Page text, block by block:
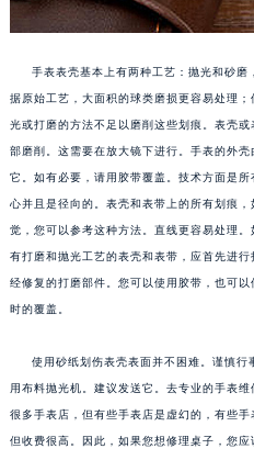
手表表壳基本上有两种工艺：抛光和砂
据原始工艺，大面积的球类磨损更容易处理
光或打磨的方法不足以磨削这些划痕。表壳
部磨削。这需要在放大镜下进行。手表的外
它。如有必要，请用胶带覆盖。技术方面是
心并且是径向的。表壳和表带上的所有划痕
觉，您可以参考这种方法。直线更容易处理
有打磨和抛光工艺的表壳和表带，应首先进
经修复的打磨部件。您可以使用胶带，也可
时的覆盖。
使用砂纸划伤表壳表面并不困难。谨慎
用布料抛光机。建议发送它。去专业的手表
很多手表店，但有些手表店是虚幻的，有些
但收费很高。因此，如果您想修理桌子，您